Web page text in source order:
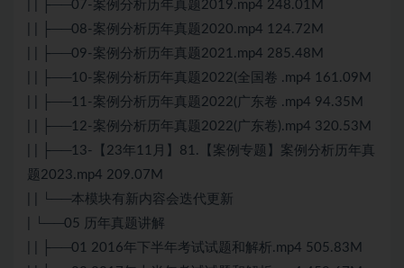
| | ├──07-案例分析历年真题2019.mp4 248.01M
| | ├──08-案例分析历年真题2020.mp4 124.72M
| | ├──09-案例分析历年真题2021.mp4 285.48M
| | ├──10-案例分析历年真题2022(全国卷 .mp4 161.09M
| | ├──11-案例分析历年真题2022(广东卷 .mp4 94.35M
| | ├──12-案例分析历年真题2022(广东卷).mp4 320.53M
| | ├──13-【23年11月】81.【案例专题】案例分析历年真
题2023.mp4 209.07M
| | └──本模块有新内容会迭代更新
| └──05 历年真题讲解
| | ├──01 2016年下半年考试试题和解析.mp4 505.83M